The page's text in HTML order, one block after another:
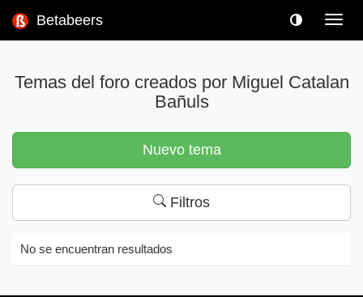
Betabeers
Temas del foro creados por Miguel Catalan
Bañuls
Nuevo tema
Filtros
No se encuentran resultados